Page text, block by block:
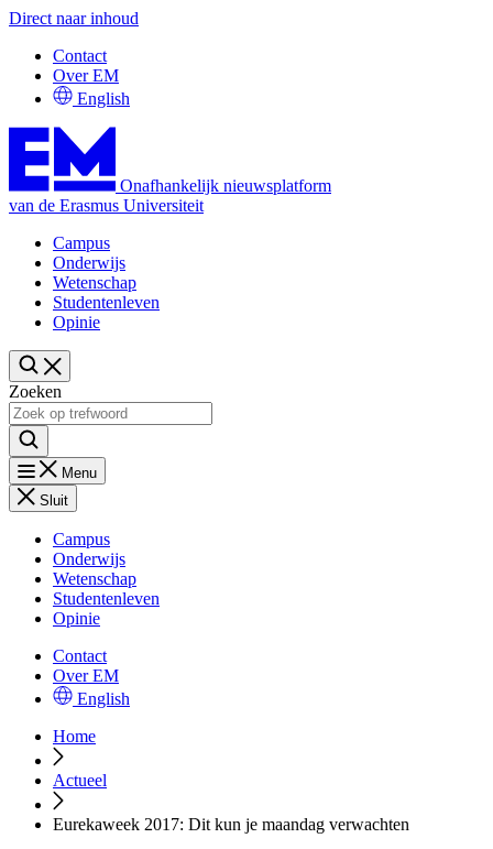
Direct naar inhoud
Contact
Over EM
English
Onafhankelijk nieuwsplatform
van de Erasmus Universiteit
Campus
Onderwijs
Wetenschap
Studentenleven
Opinie
Zoeken
Menu
Sluit
Campus
Onderwijs
Wetenschap
Studentenleven
Opinie
Contact
Over EM
English
Home
Actueel
Eurekaweek 2017: Dit kun je maandag verwachten